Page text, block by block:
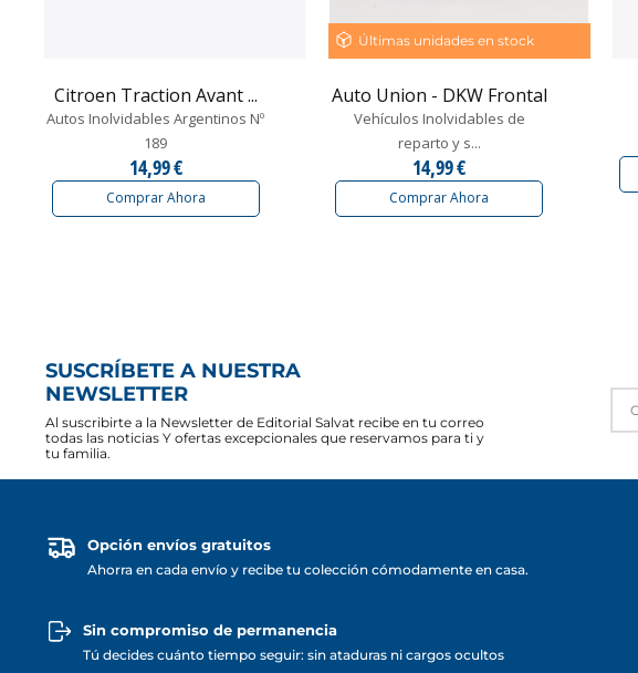
Citroen Traction Avant ...
Autos Inolvidables Argentinos Nº
189
14,99 €
Comprar Ahora
Últimas unidades en stock
Auto Union - DKW Frontal
Vehículos Inolvidables de
reparto y s...
14,99 €
Comprar Ahora
SUSCRÍBETE A NUESTRA
NEWSLETTER
Al suscribirte a la Newsletter de Editorial Salvat recibe en tu correo
todas las noticias Y ofertas excepcionales que reservamos para ti y
tu familia.
Opción envíos gratuitos
Ahorra en cada envío y recibe tu colección cómodamente en casa.
Sin compromiso de permanencia
Tú decides cuánto tiempo seguir: sin ataduras ni cargos ocultos